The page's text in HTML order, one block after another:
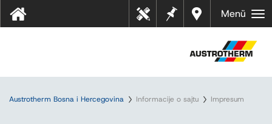
Dealer
s near
Bilješk
Tehn
ički
Menü
Austrotherm Bosna i Hercegovina Informacije o sajtu Impresum